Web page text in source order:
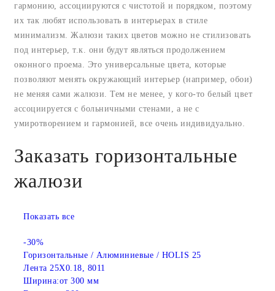
гармонию, ассоциируются с чистотой и порядком, поэтому
их так любят использовать в интерьерах в стиле
минимализм. Жалюзи таких цветов можно не стилизовать
под интерьер, т.к. они будут являться продолжением
оконного проема. Это универсальные цвета, которые
позволяют менять окружающий интерьер (например, обои)
не меняя сами жалюзи. Тем не менее, у кого-то белый цвет
ассоциируется с больничными стенами, а не с
умиротворением и гармонией, все очень индивидуально.
Заказать горизонтальные
жалюзи
Показать все
-30%
Горизонтальные / Алюминиевые / HOLIS 25
Лента 25X0.18, 8011
Ширина:от 300 мм